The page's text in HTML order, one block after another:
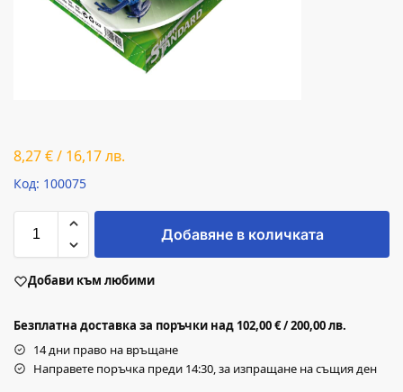
8,27€/ 16,17лв.
Код: 100075
Добавяне в количката
Добави към любими
Безплатна доставка за поръчки над 102,00 € / 200,00 лв.
14 дни право на връщане
Направете поръчка преди 14:30, за изпращане на същия ден